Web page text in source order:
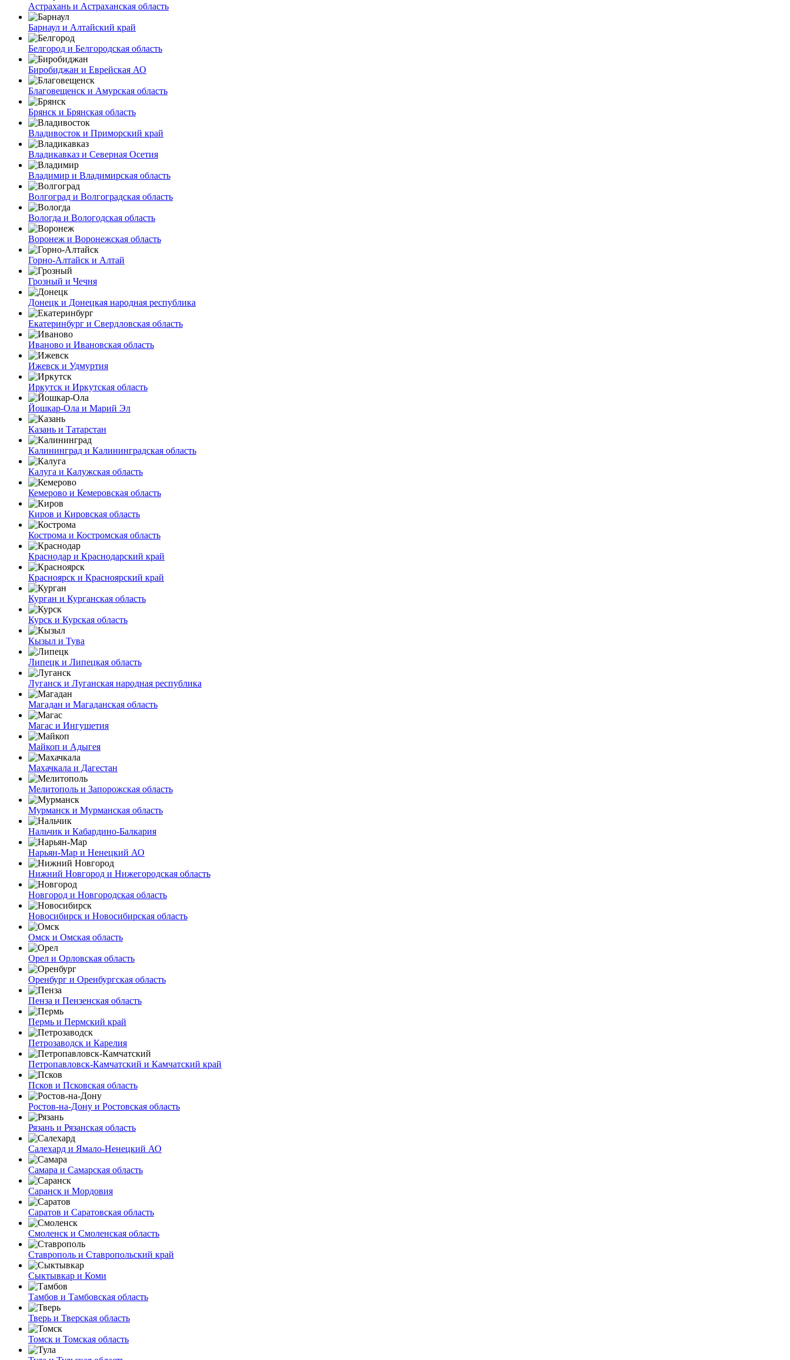
Астрахань и Астраханская область
Барнаул и Алтайский край
Белгород и Белгородская область
Биробиджан и Еврейская АО
Благовещенск и Амурская область
Брянск и Брянская область
Владивосток и Приморский край
Владикавказ и Северная Осетия
Владимир и Владимирская область
Волгоград и Волгоградская область
Вологда и Вологодская область
Воронеж и Воронежская область
Горно-Алтайск и Алтай
Грозный и Чечня
Донецк и Донецкая народная республика
Екатеринбург и Свердловская область
Иваново и Ивановская область
Ижевск и Удмуртия
Иркутск и Иркутская область
Йошкар-Ола и Марий Эл
Казань и Татарстан
Калининград и Калининградская область
Калуга и Калужская область
Кемерово и Кемеровская область
Киров и Кировская область
Кострома и Костромская область
Краснодар и Краснодарский край
Красноярск и Красноярский край
Курган и Курганская область
Курск и Курская область
Кызыл и Тува
Липецк и Липецкая область
Луганск и Луганская народная республика
Магадан и Магаданская область
Магас и Ингушетия
Майкоп и Адыгея
Махачкала и Дагестан
Мелитополь и Запорожская область
Мурманск и Мурманская область
Нальчик и Кабардино-Балкария
Нарьян-Мар и Ненецкий АО
Нижний Новгород и Нижегородская область
Новгород и Новгородская область
Новосибирск и Новосибирская область
Омск и Омская область
Орел и Орловская область
Оренбург и Оренбургская область
Пенза и Пензенская область
Пермь и Пермский край
Петрозаводск и Карелия
Петропавловск-Камчатский и Камчатский край
Псков и Псковская область
Ростов-на-Дону и Ростовская область
Рязань и Рязанская область
Салехард и Ямало-Ненецкий АО
Самара и Самарская область
Саранск и Мордовия
Саратов и Саратовская область
Смоленск и Смоленская область
Ставрополь и Ставропольский край
Сыктывкар и Коми
Тамбов и Тамбовская область
Тверь и Тверская область
Томск и Томская область